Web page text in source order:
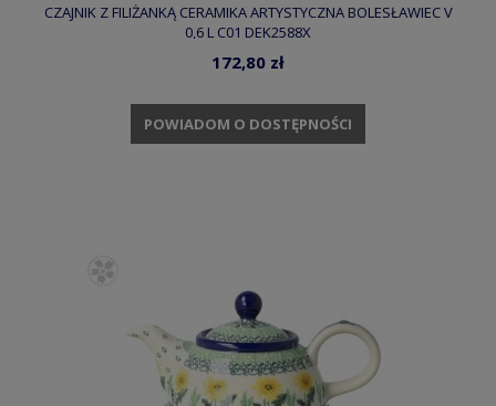
CZAJNIK Z FILIŻANKĄ CERAMIKA ARTYSTYCZNA BOLESŁAWIEC V
0,6 L C01 DEK2588X
172,80 zł
POWIADOM O DOSTĘPNOŚCI